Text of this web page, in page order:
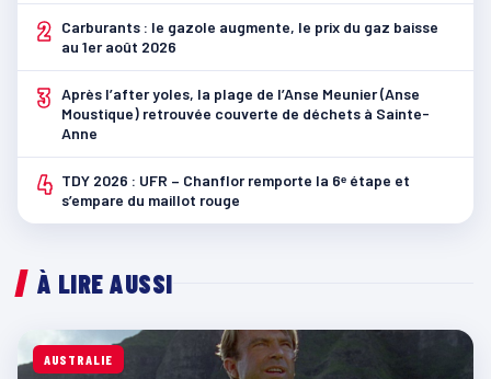
2
Carburants : le gazole augmente, le prix du gaz baisse
au 1er août 2026
3 Après l’after yoles, la plage de l’Anse Meunier (Anse
Moustique) retrouvée couverte de déchets à Sainte-
Anne
4 TDY 2026 : UFR – Chanflor remporte la 6ᵉ étape et
s’empare du maillot rouge
À LIRE AUSSI
AUSTRALIE